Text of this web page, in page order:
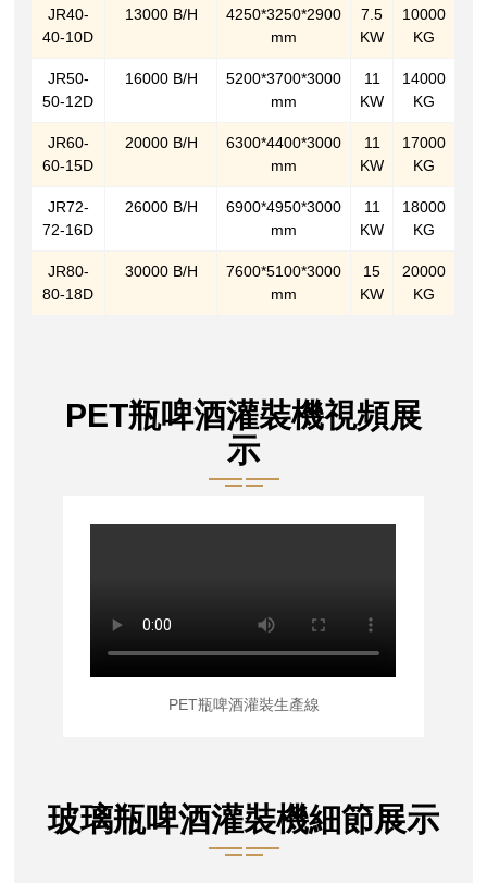
JR40-
40-10D
13000 B/H
4250*3250*2900
mm
7.5
KW
10000
KG
JR50-
50-12D
16000 B/H
5200*3700*3000
mm
11
KW
14000
KG
JR60-
60-15D
20000 B/H
6300*4400*3000
mm
11
KW
17000
KG
JR72-
72-16D
26000 B/H
6900*4950*3000
mm
11
KW
18000
KG
JR80-
80-18D
30000 B/H
7600*5100*3000
mm
15
KW
20000
KG
PET瓶啤酒灌裝機視頻展
示
PET瓶啤酒灌裝生產線
玻璃瓶啤酒灌裝機細節展示